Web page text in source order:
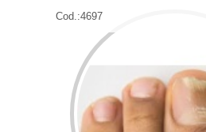
Cod.:4697